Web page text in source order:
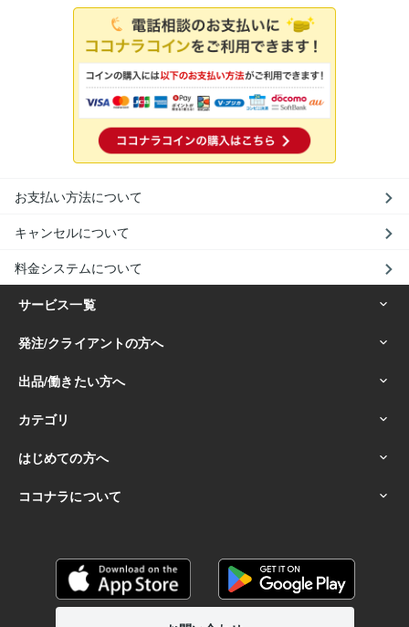
お支払い方法について
キャンセルについて
料金システムについて